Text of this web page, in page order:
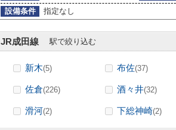
設備条件
指定なし
JR成田線 駅で絞り込む
新木(5) 布佐(37)
佐倉(226) 酒々井(32)
滑河(2) 下総神崎(2)